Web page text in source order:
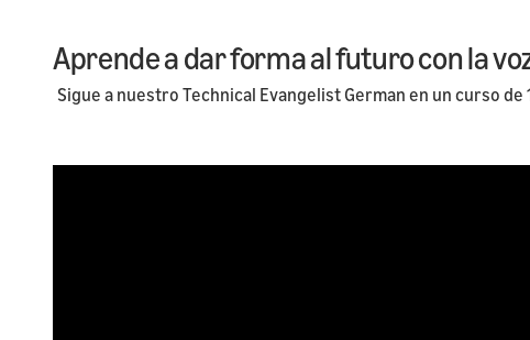
Aprende a dar forma al futuro con la
Sigue a nuestro Technical Evangelist German en un curso